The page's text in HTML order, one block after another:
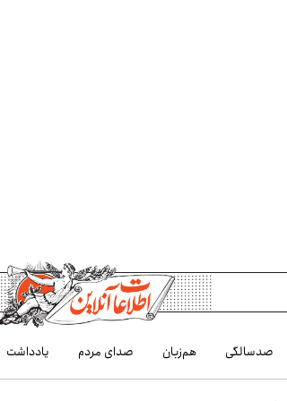
صدسالگی هم‌زبان صدای مردم یادداشت